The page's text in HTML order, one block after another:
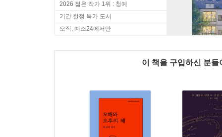
2026 젊은 작가 1위 : 청예
기간 한정 특가 도서
오직, 예스24에서만
이 책을 구입하신 분